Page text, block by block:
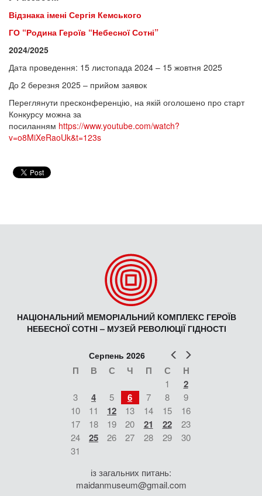
Відзнака імені Сергія Кемського
ГО “Родина Героїв “Небесної Сотні”
2024/2025
Дата проведення: 15 листопада 2024 – 15 жовтня 2025
До 2 березня 2025 – прийом заявок
Переглянути пресконференцію, на якій оголошено про старт
Конкурсу можна за
посиланням https://www.youtube.com/watch?
v=o8MiXeRaoUk&t=123s
НАЦІОНАЛЬНИЙ МЕМОРІАЛЬНИЙ КОМПЛЕКС ГЕРОЇВ
НЕБЕСНОЇ СОТНІ – МУЗЕЙ РЕВОЛЮЦІЇ ГІДНОСТІ
Попер
Серпень 2026
П В С Ч П С Н
1 2
3 4 5 6 7 8
9
10
11 12 13 14 15
16
17
18 19 20 21 22
23
24
25 26 27 28 29
30
31
із загальних питань:
maidanmuseum@gmail.com